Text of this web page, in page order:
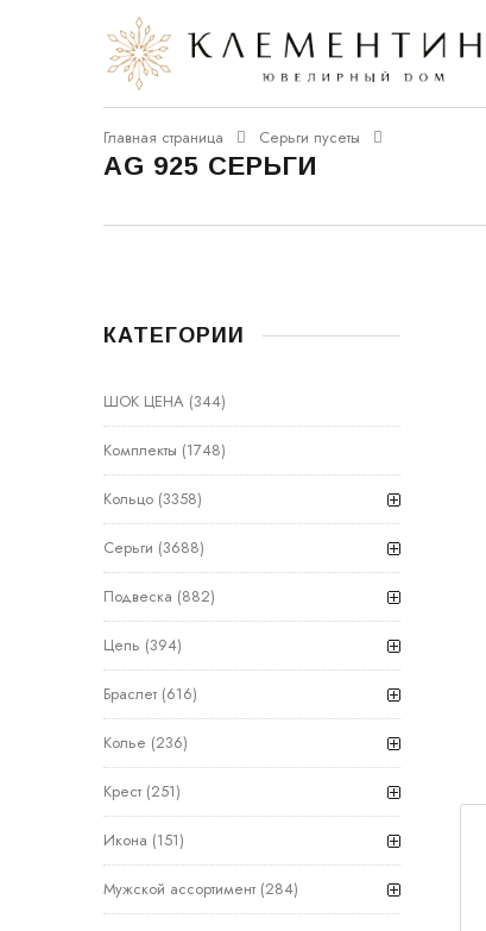
Главная страница Серьги пусеты
AG 925 СЕРЬГИ
КАТЕГОРИИ
ШОК ЦЕНА (344)
Комплекты (1748)
Кольцо (3358)
Серьги (3688)
Подвеска (882)
Цепь (394)
Браслет (616)
Колье (236)
Крест (251)
Икона (151)
Мужской ассортимент (284)